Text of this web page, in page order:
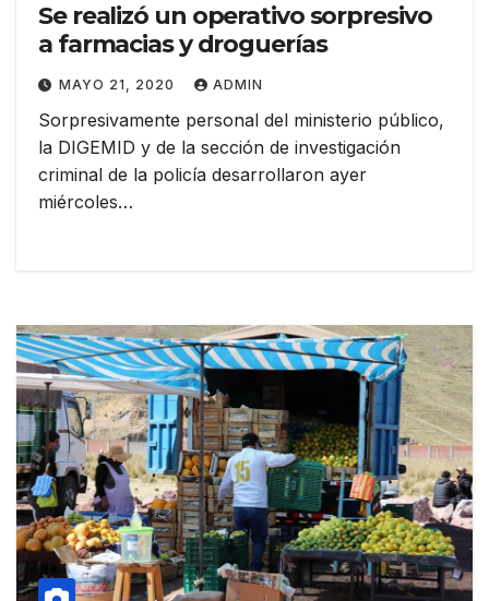
Se realizó un operativo sorpresivo
a farmacias y droguerías
MAYO 21, 2020 ADMIN
Sorpresivamente personal del ministerio público,
la DIGEMID y de la sección de investigación
criminal de la policía desarrollaron ayer
miércoles…